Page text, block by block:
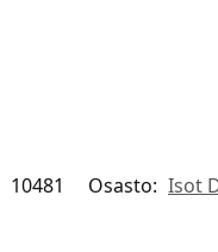
10481 Osasto: Isot